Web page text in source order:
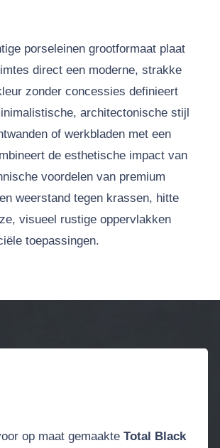
porseleinen grootformaat plaat
direct een moderne, strakke
zonder concessies definieert
architectonische stijl
of werkbladen met een
de esthetische impact van
voordelen van premium
weerstand tegen krassen, hitte
visueel rustige oppervlakken
toepassingen.
op maat gemaakte Total Black